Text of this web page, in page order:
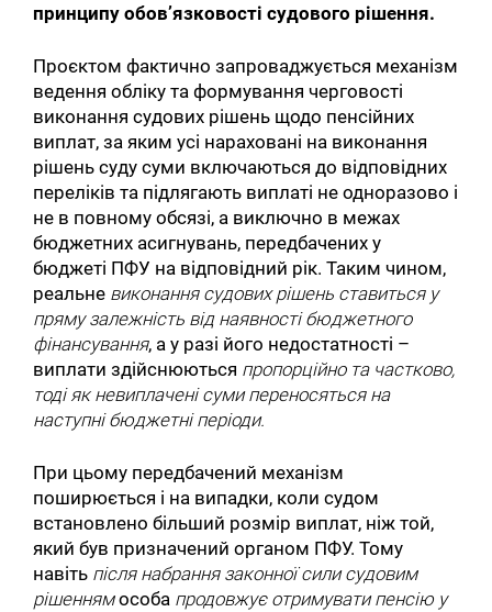
принципу обов’язковості судового рішення.
Проєктом фактично запроваджується механізм
ведення обліку та формування черговості
виконання судових рішень щодо пенсійних
виплат, за яким усі нараховані на виконання
рішень суду суми включаються до відповідних
переліків та підлягають виплаті не одноразово і
не в повному обсязі, а виключно в межах
бюджетних асигнувань, передбачених у
бюджеті ПФУ на відповідний рік. Таким чином,
реальне виконання судових рішень ставиться у
пряму залежність від наявності бюджетного
фінансування, а у разі його недостатності –
виплати здійснюються пропорційно та частково,
тоді як невиплачені суми переносяться на
наступні бюджетні періоди.
При цьому передбачений механізм
поширюється і на випадки, коли судом
встановлено більший розмір виплат, ніж той,
який був призначений органом ПФУ. Тому
навіть після набрання законної сили судовим
рішеннямособа продовжує отримувати пенсію у